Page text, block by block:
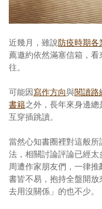
創意出版服務
關於Yilan
活動實況記錄
合作與代言
訂閱電子報
近幾月，雖說防疫時期各
薦邀約依然滿塞信箱，
往。
可能因寫作方向與閱讀路
書籍之外，長年來身邊
互穿插跳讀。
當然心知書圈裡對這般所
法，相關討論評論已經
周遭作家朋友們，一律
書皆不易，抱持全盤開
去用沒關係」的也不少。